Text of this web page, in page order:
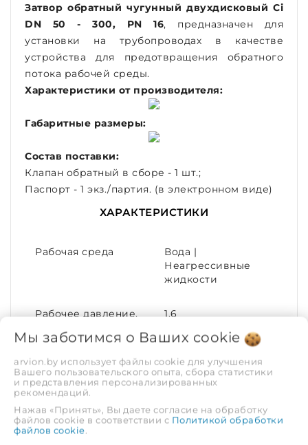
Затвор обратный чугунный двухдисковый Ci
DN 50 - 300, PN 16, предназначен для
установки на трубопроводах в качестве
устройства для предотвращения обратного
потока рабочей среды.
Характеристики от производителя:
Габаритные размеры:
Состав поставки:
Клапан обратный в сборе - 1 шт.;
Паспорт - 1 экз./партия. (в электронном виде)
ХАРАКТЕРИСТИКИ
Рабочая среда
Вода |
Неагрессивные
жидкости
Рабочее давление,
1.6
Тип соединения
Стяжной
(межфланцевый)
Диаметр условный
(DN)
200
Мы заботимся о Ваших cookie
arvion.by использует файлы cookie для улучшения
Вашего пользовательского опыта, сбора статистики
и представления персонализированных
рекомендаций.
Нажав «Принять», Вы даете согласие на обработку
файлов cookie в соответствии с Политикой обработки
файлов cookie